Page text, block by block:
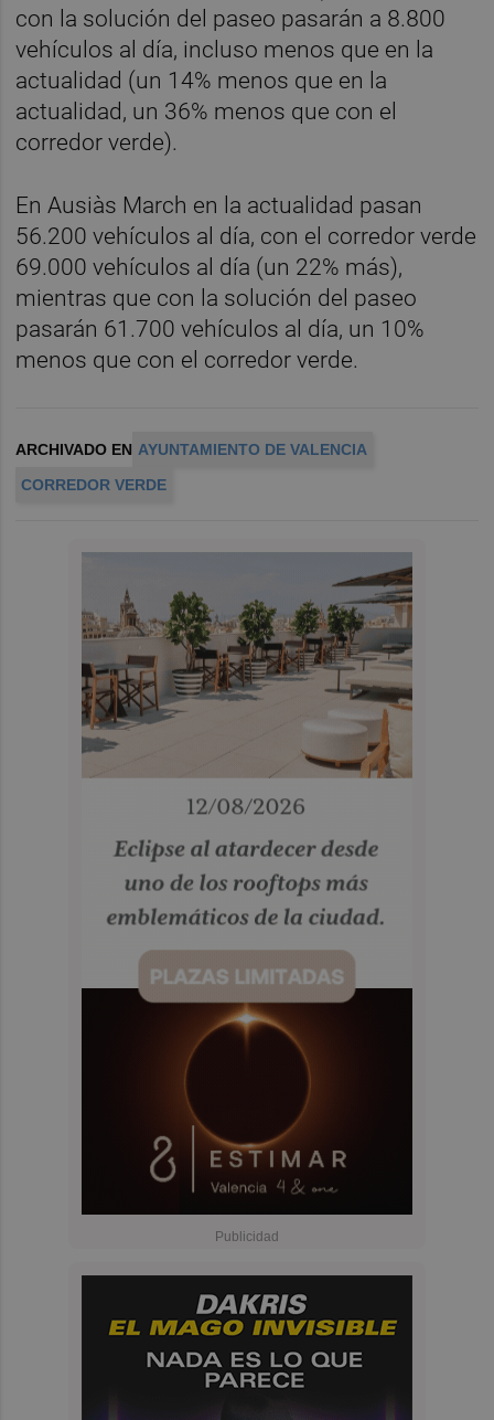
con la solución del paseo pasarán a 8.800
vehículos al día, incluso menos que en la
actualidad (un 14% menos que en la
actualidad, un 36% menos que con el
corredor verde).
En Ausiàs March en la actualidad pasan
56.200 vehículos al día, con el corredor verde
69.000 vehículos al día (un 22% más),
mientras que con la solución del paseo
pasarán 61.700 vehículos al día, un 10%
menos que con el corredor verde.
ARCHIVADO EN AYUNTAMIENTO DE VALENCIA
CORREDOR VERDE